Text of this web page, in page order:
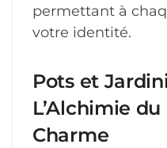
permettant à
votre identité.
Pots et
L’Alchimie
Charme